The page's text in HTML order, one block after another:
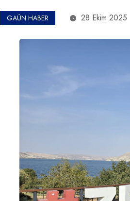
GAÜN HABER 28 Ekim 2025